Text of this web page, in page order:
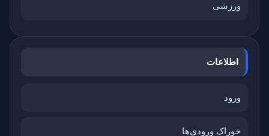
ورزشی
اطلاعات
ورود
خوراک ورودی‌ها